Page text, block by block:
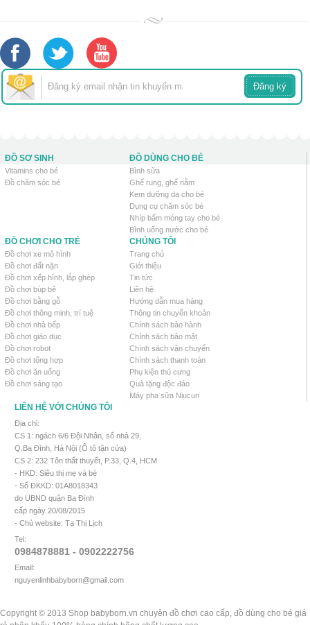
ĐỒ SƠ SINH
Vitamins cho bé
Đồ chăm sóc bé
ĐỒ DÙNG CHO BÉ
Bình sữa
Ghế rung, ghế nằm
Kem dưỡng da cho bé
Dụng cụ chăm sóc bé
Nhíp bấm móng tay cho bé
Bình uống nước cho bé
ĐỒ CHƠI CHO TRẺ
Đồ chơi xe mô hình
Đồ chơi đất nặn
Đồ chơi xếp hình, lắp ghép
Đồ chơi búp bê
Đồ chơi bằng gỗ
Đồ chơi thông minh, trí tuệ
Đồ chơi nhà bếp
Đồ chơi giáo dục
Đồ chơi robot
Đồ chơi tổng hợp
Đồ chơi ăn uống
Đồ chơi sáng tạo
CHÚNG TÔI
Trang chủ
Giới thiệu
Tin tức
Liên hệ
Hướng dẫn mua hàng
Thông tin chuyển khoản
Chính sách bảo hành
Chính sách bảo mật
Chính sách vận chuyển
Chính sách thanh toán
Phụ kiện thú cưng
Quà tặng độc đáo
Máy pha sữa Niucun
LIÊN HỆ VỚI CHÚNG TÔI
Địa chỉ:
CS 1: ngách 6/6 Đội Nhân, số nhà 29,
Q.Ba Đình, Hà Nội (Ô tô tận cửa)
CS 2: 232 Tôn thất thuyết, P.33, Q.4, HCM
- HKD: Siêu thị mẹ và bé
- Số ĐKKD: 01A8018343
do UBND quận Ba Đình
cấp ngày 20/08/2015
- Chủ website: Tạ Thị Lịch
Tel:
0984878881 - 0902222756
Email:
nguyenlinhbabyborn@gmail.com
Copyright © 2013 Shop babyborn.vn chuyên đồ chơi cao cấp, đồ dùng cho bé giá